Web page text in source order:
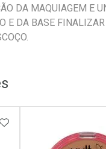
DA MAQUIAGEM E
E DA BASE
ADICIONAR AOS